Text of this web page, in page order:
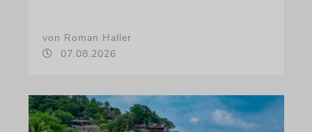
von Roman Haller
07.08.2026